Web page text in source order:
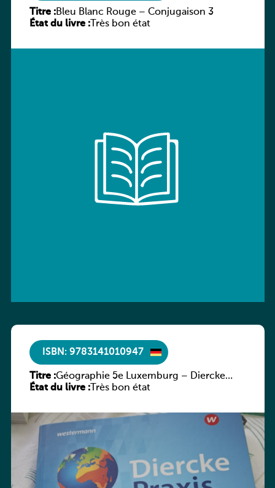
Titre :Bleu Blanc Rouge – Conjugaison 3
État du livre :Très bon état
ISBN: 9783141010947
Titre :Géographie 5e Luxemburg – Diercke
Praxis
État du livre :Très bon état